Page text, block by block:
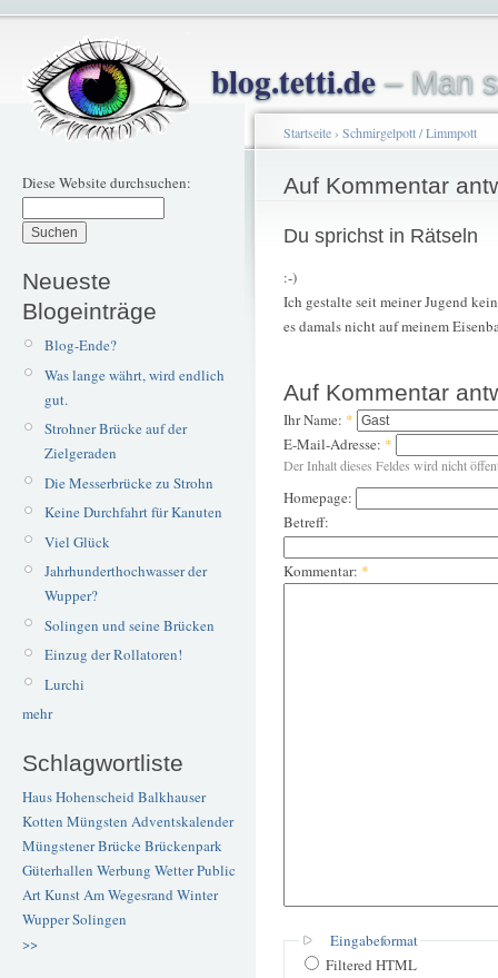
blog.tetti.de– Man
Diese Website durchsuchen:
Neueste
Blogeinträge
Blog-Ende?
Was lange währt, wird endlich
gut.
Strohner Brücke auf der
Zielgeraden
Die Messerbrücke zu Strohn
Keine Durchfahrt für Kanuten
Viel Glück
Jahrhunderthochwasser der
Wupper?
Solingen und seine Brücken
Einzug der Rollatoren!
Lurchi
mehr
Schlagwortliste
Haus Hohenscheid Balkhauser
Kotten Müngsten Adventskalender
Müngstener BrückeBrückenpark
Güterhallen Werbung WetterPublic
ArtKunstAm Wegesrand Winter
WupperSolingen
>>
Startseite› Schmirgelpott / Limmpott
Auf Kommentar
Du sprichst in Rätseln
:-)
Ich gestalte seit meiner Jugend
es damals nicht auf meinem
Auf Kommentar
Ihr Name: *
E-Mail-Adresse: *
Der Inhalt dieses Feldes wird nicht
Homepage:
Betreff:
Kommentar: *
Eingabeformat
Filtered HTML